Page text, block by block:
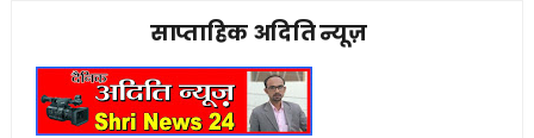
साप्ताहिक अदिति न्यूज़